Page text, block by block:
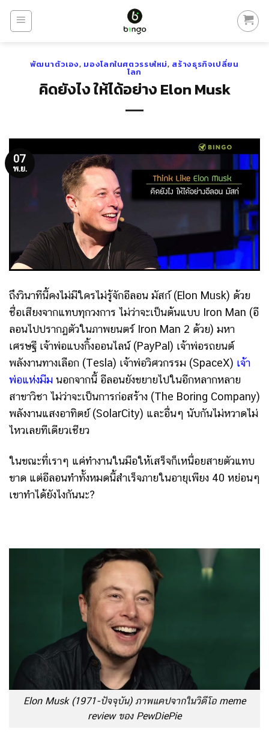
Skip
พัฒนาตัวเอง, มองโลกในศตวรรษใหม่, สร้างธุรกิจเปลี่ยน
โลก
คิดยังไง ให้ได้อย่าง Elon Musk
07
พ.ย.
ถึงวินาทีนี้คงไม่มีใครไม่รู้จักอีลอน มัสก์ (Elon Musk) ด้วย
ชื่อเสียงจากแทบทุกวงการ ไม่ว่าจะเป็นต้นแบบ Iron Man (อี
ลอนไปปรากฏตัวในภาพยนตร์ Iron Man 2 ด้วย) มหา
เศรษฐี เจ้าพ่อแบงกิ้งออนไลน์ (PayPal) เจ้าพ่อรถยนต์
พลังงานทางเลือก (Tesla) เจ้าพ่อวิศวกรรม (SpaceX) เจ้า
พ่อแห่งมีม นอกจากนี้ อีลอนยังขยายไปในอีกหลากหลาย
สาขาวิชา ไม่ว่าจะเป็นการก่อสร้าง (The Boring Company)
พลังงานแสงอาทิตย์ (SolarCity) และอื่นๆ นับกันไม่หวาดไม่
ไหวเลยทีเดียวเชียว
ในขณะที่เราๆ แค่ทำงานในมือให้เสร็จก็เหนื่อยสายตัวแทบ
ขาด แต่อีลอนทำทั้งหมดนี้สำเร็จภายในอายุเพียง 40 หย่อนๆ
เขาทำได้ยังไงกันนะ?
Elon Musk (1971-ปัจจุบัน) ภาพแคปจากในวิดีโอ meme
review ของ PewDiePie